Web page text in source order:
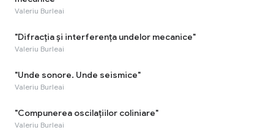
Valeriu Burleai
"Difracția și interferența undelor mecanice"
Valeriu Burleai
"Unde sonore. Unde seismice"
Valeriu Burleai
"Compunerea oscilațiilor coliniare"
Valeriu Burleai